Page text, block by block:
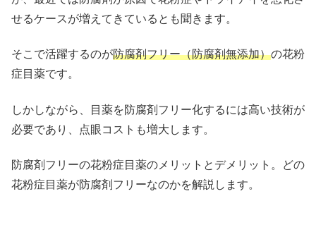
せるケースが増えてきているとも聞きます。
そこで活躍するのが防腐剤フリー（防腐剤無添加）の花粉
症目薬です。
しかしながら、目薬を防腐剤フリー化するには高い技術が
必要であり、点眼コストも増大します。
防腐剤フリーの花粉症目薬のメリットとデメリット。どの
花粉症目薬が防腐剤フリーなのかを解説します。